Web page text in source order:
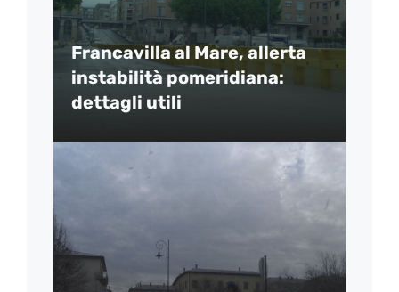
Francavilla al Mare, allerta
instabilità pomeridiana:
dettagli utili